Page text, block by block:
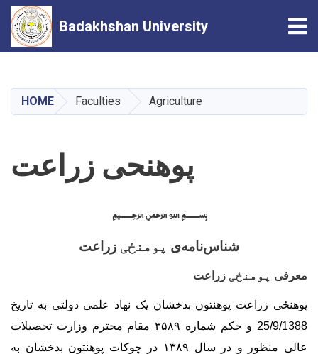
main
content
Badakhshan University
HOME Faculties Agriculture
پوهنحی زراعت
﷽
شناسنامهی پوهنځی زراعت
معرفی پوهنځی زراعت
پوهنځی زراعت پوهنتون بدخشان یک نهاد علمی دولتی به تاریخ
25/9/1388 و حکم شماره ۳۵۸۹ مقام محترم وزارت تحصیلات
عالی منظور و در سال ۱۳۸۹ در چوکات پوهنتون بدخشان به